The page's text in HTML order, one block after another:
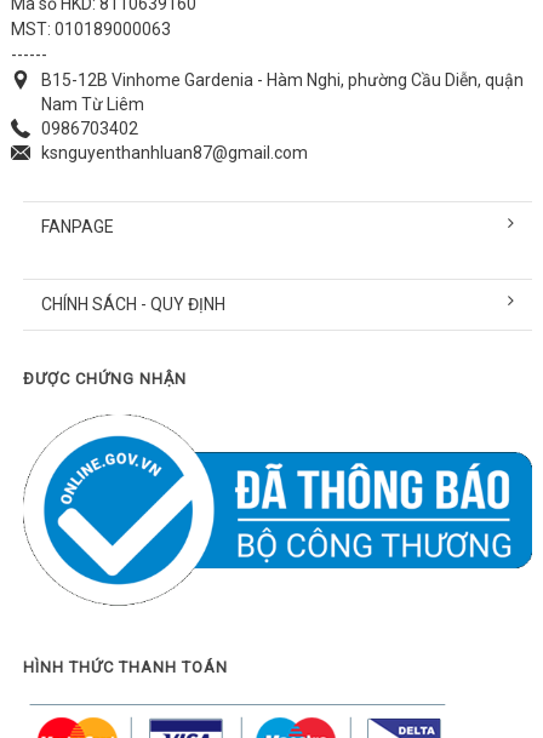
MST: 010189000063
------
B15-12B Vinhome Gardenia - Hàm Nghi, phường Cầu Diễn, quận
Nam Từ Liêm
0986703402
ksnguyenthanhluan87@gmail.com
FANPAGE
CHÍNH SÁCH - QUY ĐỊNH
ĐƯỢC CHỨNG NHẬN
HÌNH THỨC THANH TOÁN